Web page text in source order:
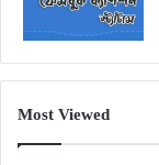
Most Viewed